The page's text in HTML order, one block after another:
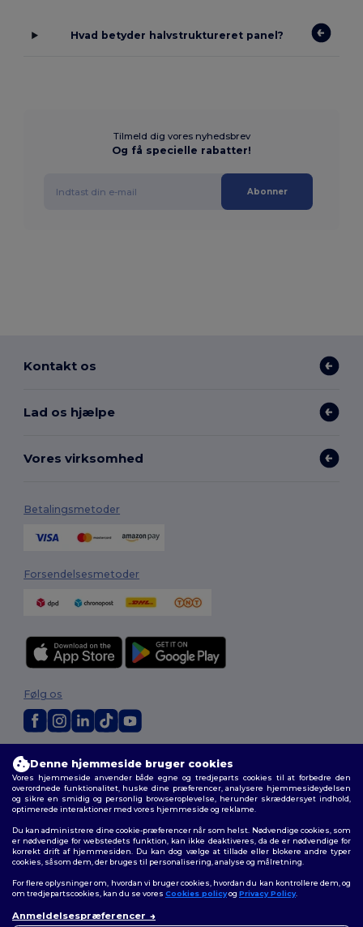
Hvad betyder halvstruktureret panel?
Tilmeld dig vores nyhedsbrev
Og få specielle rabatter!
Abonner
Kontakt os
Lad os hjælpe
Vores virksomhed
Betalingsmetoder
Forsendelsesmetoder
Vilkår og Betingelser
Tilpasset politik
cookies|Sitemap
Følg os
Denne hjemmeside bruger cookies
Vores hjemmeside anvender både egne og tredjeparts cookies til at forbedre den
overordnede funktionalitet, huske dine præferencer, analysere hjemmesideydelsen
og sikre en smidig og personlig browseroplevelse, herunder skræddersyet indhold,
optimerede interaktioner med vores hjemmeside og reklame.
Du kan administrere dine cookie-præferencer når som helst. Nødvendige cookies, som
er nødvendige for webstedets funktion, kan ikke deaktiveres, da de er nødvendige for
korrekt drift af hjemmesiden. Du kan dog vælge at tillade eller blokere andre typer
cookies, såsom dem, der bruges til personalisering, analyse og målretning.
For flere oplysninger om, hvordan vi bruger cookies, hvordan du kan kontrollere dem, og
om tredjepartscookies, kan du se vores Cookies policyog Privacy Policy.
Anmeldelsespræferencer